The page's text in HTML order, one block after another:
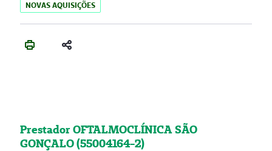
NOVAS AQUISIÇÕES
Prestador OFTALMOCLÍNICA SÃO
GONÇALO (55004164-2)